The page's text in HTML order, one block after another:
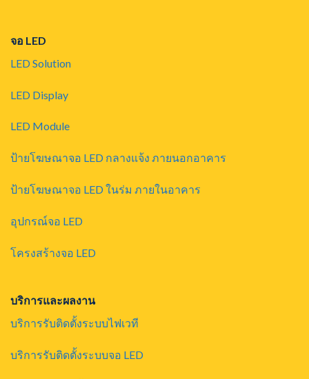
จอ LED
LED Solution
LED Display
LED Module
ป้ายโฆษณาจอ LED กลางแจ้ง ภายนอกอาคาร
ป้ายโฆษณาจอ LED ในร่ม ภายในอาคาร
อุปกรณ์จอ LED
โครงสร้างจอ LED
บริการและผลงาน
บริการรับติดตั้งระบบไฟเวที
บริการรับติดตั้งระบบจอ LED